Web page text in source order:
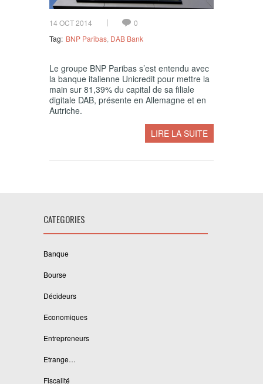
14 OCT 2014
0
Tag: BNP Paribas DAB Bank
Le groupe BNP Paribas s’est entendu avec
la banque italienne Unicredit pour mettre la
main sur 81,39% du capital de sa filiale
digitale DAB, présente en Allemagne et en
Autriche.
LIRE LA SUITE
CATEGORIES
Banque
Bourse
Décideurs
Economiques
Entrepreneurs
Etrange…
Fiscalité